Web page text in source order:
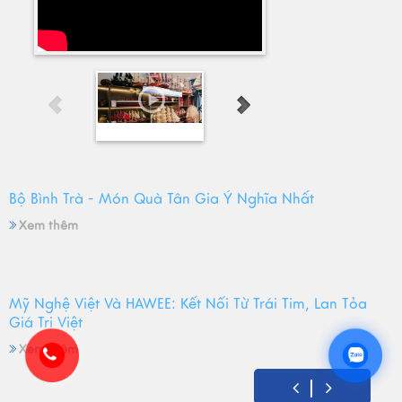
Bộ Bình Trà - Món Quà Tân Gia Ý Nghĩa Nhất
Xem thêm
Mỹ Nghệ Việt Và HAWEE: Kết Nối Từ Trái Tim, Lan Tỏa
Giá Trị Việt
Xem thêm